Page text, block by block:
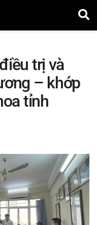
trị và
– khớp
tỉnh